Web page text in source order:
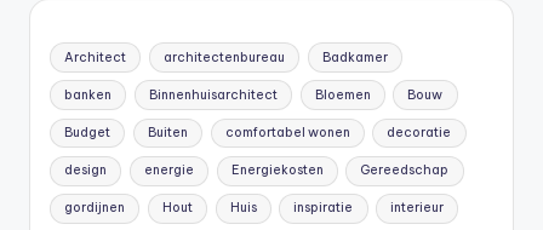
Architect architectenbureau Badkamer
banken Binnenhuisarchitect Bloemen Bouw
Budget Buiten comfortabel wonen decoratie
design energie Energiekosten Gereedschap
gordijnen Hout Huis inspiratie interieur